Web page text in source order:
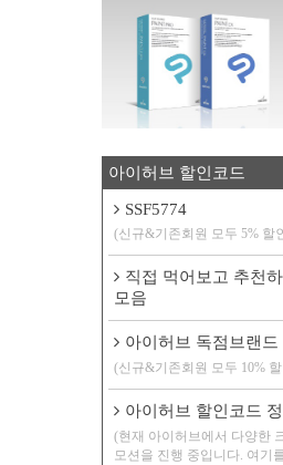
아이허브 할인코드
SSF5774
(신규&기존회원 모두 5% 할
직접 먹어보고 추천
모음
아이허브 독점브랜드
(신규&기존회원 모두 10%
아이허브 할인코드
(현재 아이허브에서 다양한
모션을 진행 중입니다. 여기